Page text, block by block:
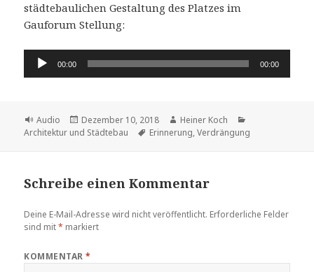
städtebaulichen Gestaltung des Platzes im
Gauforum Stellung:
Audio-
Player
00:00 00:00
Format
Audio
Veröffentlicht
am
Dezember 10, 2018 Autor
Heiner Koch
Architektur und Städtebau
Schlagwörter
Erinnerung,Verdrängung
Schreibe einen Kommentar
Deine E-Mail-Adresse wird nicht veröffentlicht. Erforderliche Felder
sind mit* markiert
KOMMENTAR*